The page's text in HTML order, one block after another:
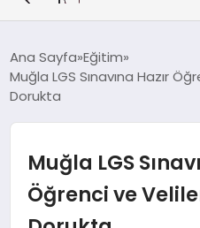
TEKNOLOJI
SAĞLIK
Ana Sayfa Eğitim
Muğla LGS Sınavına Hazır
Dorukta
Muğla LGS
Öğrenci ve